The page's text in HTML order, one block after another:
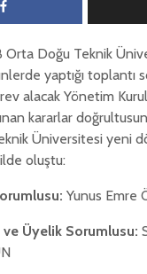
Orta Doğu Teknik
yaptığı toplantı
alacak Yönetim
kararlar
Üniversitesi yeni
oluştu:
Yunus Emre
Üyelik Sorumlusu: